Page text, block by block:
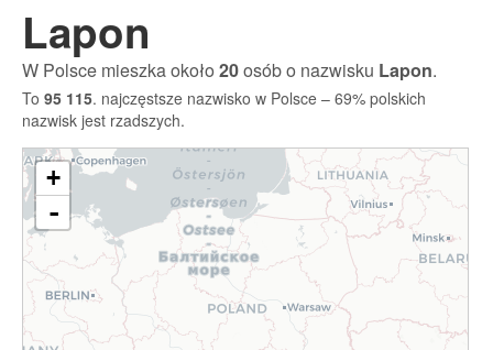
Lapon
W Polsce mieszka około20osób o nazwisku Lapon.
To 95 115. najczęstsze nazwisko w Polsce – 69% polskich
nazwisk jest rzadszych.
+
-